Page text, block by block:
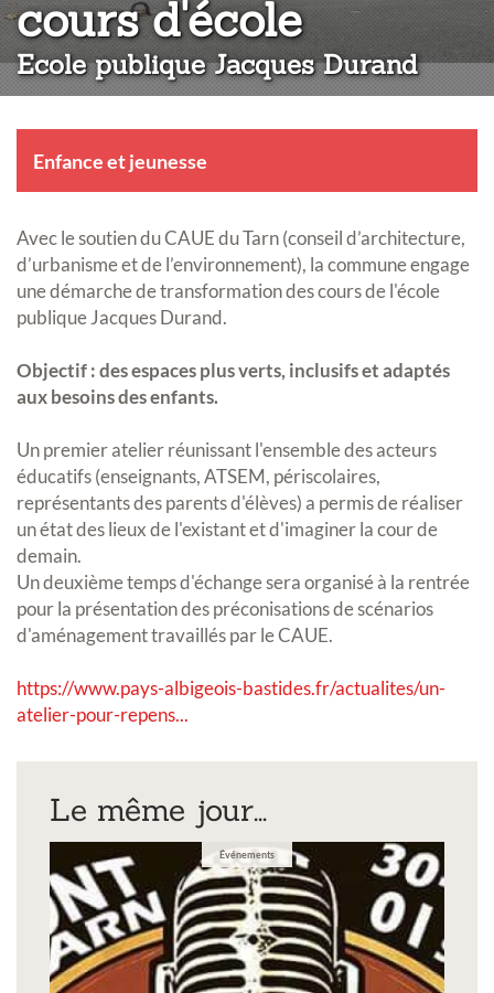
cours d'école:
Ecole publique Jacques Durand
Enfance et jeunesse
Avec le soutien du CAUE du Tarn (conseil d’architecture,
d’urbanisme et de l’environnement), la commune engage
une démarche de transformation des cours de l'école
publique Jacques Durand.
Objectif : des espaces plus verts, inclusifs et adaptés
aux besoins des enfants.
Un premier atelier réunissant l'ensemble des acteurs
éducatifs (enseignants, ATSEM, périscolaires,
représentants des parents d'élèves) a permis de réaliser
un état des lieux de l'existant et d'imaginer la cour de
demain.
Un deuxième temps d'échange sera organisé à la rentrée
pour la présentation des préconisations de scénarios
d'aménagement travaillés par le CAUE.
https://www.pays-albigeois-bastides.fr/actualites/un-
atelier-pour-repens...
Le même jour...
Événements